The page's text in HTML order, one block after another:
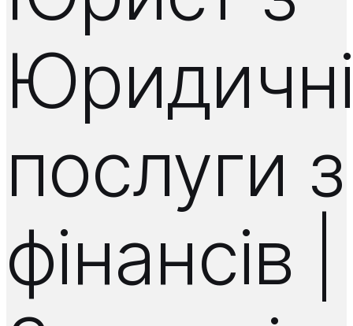
послуги з
фінансів |